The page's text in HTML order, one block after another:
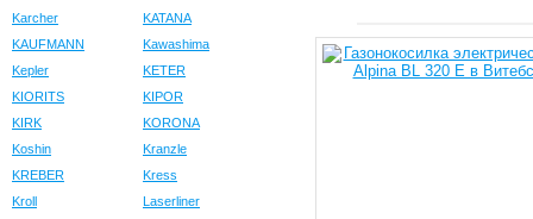
Karcher
KATANA
KAUFMANN
Kawashima
Kepler
KETER
KIORITS
KIPOR
KIRK
KORONA
Koshin
Kranzle
KREBER
Kress
Kroll
Laserliner